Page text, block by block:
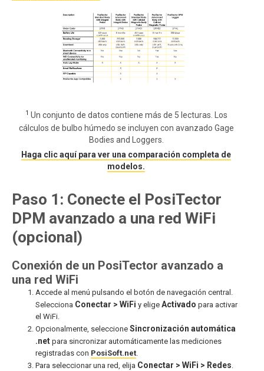
1 Un conjunto de datos contiene más de 5 lecturas. Los
cálculos de bulbo húmedo se incluyen con avanzado Gage
Bodies and Loggers.
Haga clic aquí para ver una comparación completa de
modelos.
Paso 1: Conecte el PosiTector
DPM avanzado a una red WiFi
(opcional)
Conexión de un PosiTector avanzado a
una red WiFi
Accede al menú pulsando el botón de navegación central.
Selecciona Conectar > WiFi y elige Activado para activar
el WiFi.
Opcionalmente, seleccione Sincronización automática
.net para sincronizar automáticamente las mediciones
registradas con PosiSoft.net.
Para seleccionar una red, elija Conectar > WiFi > Redes.